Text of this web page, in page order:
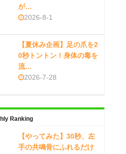
が…
2026-8-1
【夏休み企画】足の爪を2
0秒トントン！身体の毒を
流…
2026-7-28
Ranking
【やってみた】30秒、左
手の共鳴骨にふれるだけ